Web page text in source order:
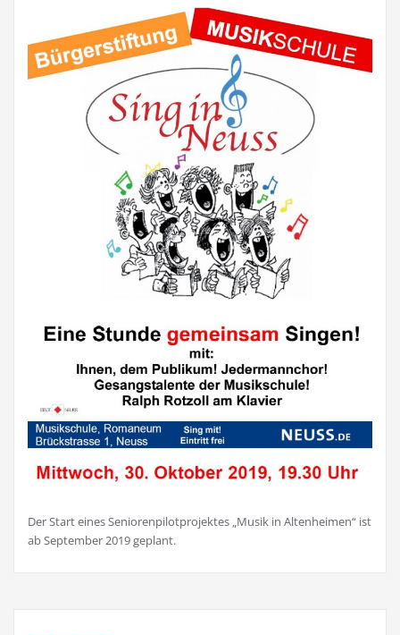
Der Start eines Seniorenpilotprojektes „Musik in Altenheimen“ ist
ab September 2019 geplant.